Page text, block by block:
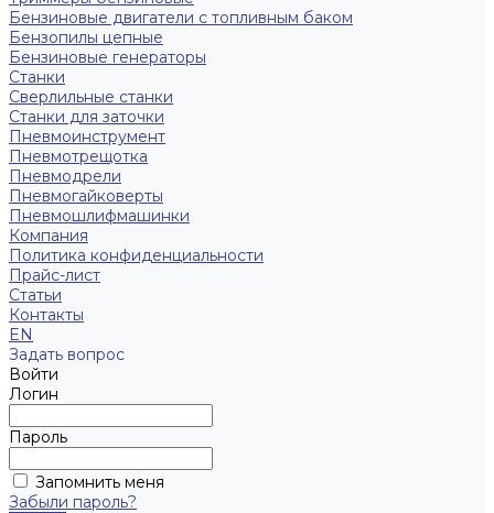
Бензиновые двигатели с топливным баком
Бензопилы цепные
Бензиновые генераторы
Станки
Сверлильные станки
Станки для заточки
Пневмоинструмент
Пневмотрещотка
Пневмодрели
Пневмогайковерты
Пневмошлифмашинки
Компания
Политика конфиденциальности
Прайс-лист
Статьи
Контакты
EN
Задать вопрос
Войти
Логин
Пароль
Запомнить меня
Забыли пароль?